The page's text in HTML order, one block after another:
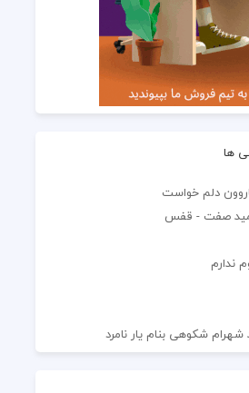
ها
دلم خواست
صفت - قفس
ندارم
شکوهی بنام یار نامرد